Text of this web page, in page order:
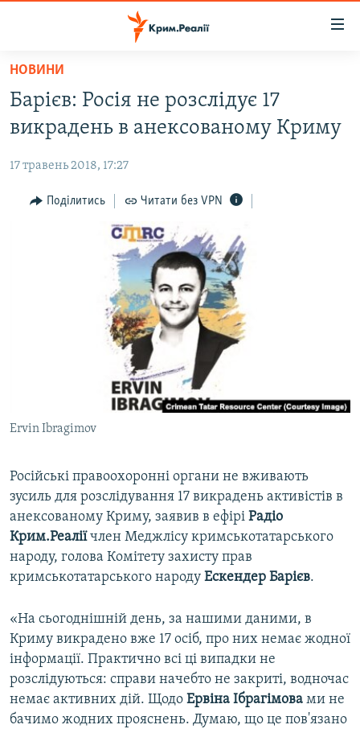
Перейти
основного
матеріалу
Перейти
до
навігації
ВОДА.КРИМ
ВІДЕО ТА ФОТО
ПОЛІТИКА
БЛОГИ
СПЕЦПРОЕКТИ
ВІДЕОУРОКИ «ELIFBE»
СВІДЧЕННЯ ОКУПАЦІЇ
УКРАЇНСЬКА ПРОБЛЕМА КРИМУ
ЯК ОБІЙТИ БЛОКУВАННЯ
Усі сайти RFE/RL
НОВИНИ
Барієв: Росія не розслідує 17
викрадень в анексованому Криму
17 травень 2018, 17:27
Поділитись Читати без VPN
Ervin Ibragimov
Російські правоохоронні органи не вживають
зусиль для розслідування 17 викрадень активістів в
анексованому Криму, заявив в ефірі Радіо
Крим.Реаліїчлен Меджлісу кримськотатарського
народу, голова Комітету захисту прав
кримськотатарського народу Ескендер Барієв.
«На сьогоднішній день, за нашими даними, в
Криму викрадено вже 17 осіб, про них немає жодної
інформації. Практично всі ці випадки не
розслідуються: справи начебто не закриті, водночас
немає активних дій. Щодо Ервіна Ібрагімова ми не
бачимо жодних прояснень. Думаю, що це пов'язано